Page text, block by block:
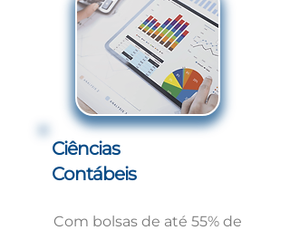
Ciências
Contábeis
Com bolsas de até 55% de